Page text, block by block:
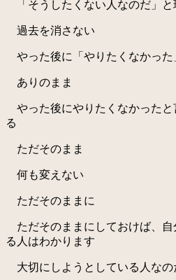
「そうしたくない人なのだ」と
過去を消さない
やった後に「やりたくなかった
ありのまま
やった後にやりたくなかったと
る
ただそのまま
何も変えない
ただそのままに
ただそのままにしておけば、自
る人はわかります
大切にしようとしている人なの